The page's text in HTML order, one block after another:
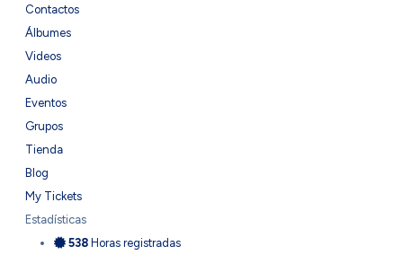
Contactos
Álbumes
Videos
Audio
Eventos
Grupos
Tienda
Blog
My Tickets
Estadísticas
538 Horas registradas